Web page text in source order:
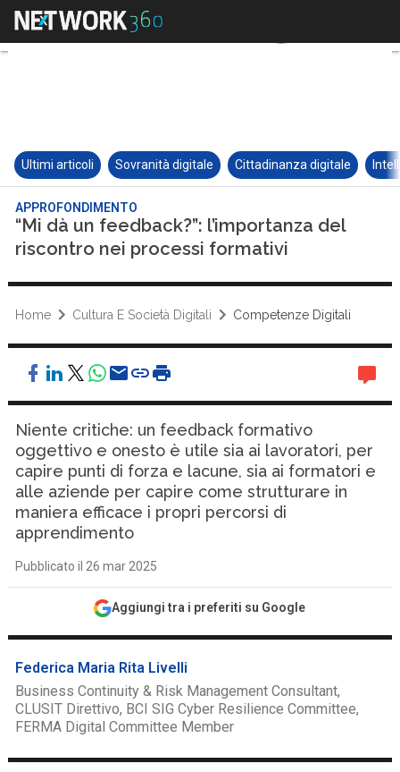
Ultimi articoli Sovranità digitale Cittadinanza digitale
APPROFONDIMENTO
“Mi dà un feedback?”: l’importanza del
riscontro nei processi formativi
Home Cultura E Società Digitali Competenze Digitali
Niente critiche: un feedback formativo
oggettivo e onesto è utile sia ai lavoratori, per
capire punti di forza e lacune, sia ai formatori e
alle aziende per capire come strutturare in
maniera efficace i propri percorsi di
apprendimento
Pubblicato il 26 mar 2025
Aggiungi tra i preferiti su Google
Federica Maria Rita Livelli
Business Continuity & Risk Management Consultant,
CLUSIT Direttivo, BCI SIG Cyber Resilience Committee,
FERMA Digital Committee Member